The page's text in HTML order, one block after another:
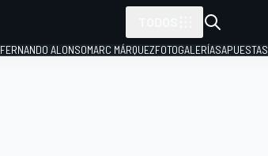
FERNANDO ALONSOMARC MÁRQUEZFOTOGALERÍASAPUESTAS